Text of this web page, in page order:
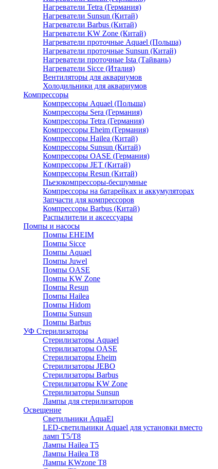
Нагреватели Tetra (Германия)
Нагреватели Sunsun (Китай)
Нагреватели Barbus (Китай)
Нагреватели KW Zone (Китай)
Нагреватели проточные Aquael (Польша)
Нагреватели проточные Sunsun (Китай)
Нагреватели проточные Ista (Тайвань)
Нагреватели Sicce (Италия)
Вентиляторы для аквариумов
Холодильники для аквариумов
Компрессоры
Компрессоры Aquael (Польша)
Компрессоры Sera (Германия)
Компрессоры Tetra (Германия)
Компрессоры Eheim (Германия)
Компрессоры Hailea (Китай)
Компрессоры Sunsun (Китай)
Компрессоры OASE (Германия)
Компрессоры JET (Китай)
Компрессоры Resun (Китай)
Пьезокомпрессоры-бесшумные
Компрессоры на батарейках и аккумуляторах
Запчасти для компрессоров
Компрессоры Barbus (Китай)
Распылители и аксессуары
Помпы и насосы
Помпы EHEIM
Помпы Sicce
Помпы Aquael
Помпы Juwel
Помпы OASE
Помпы KW Zone
Помпы Resun
Помпы Hailea
Помпы Hidom
Помпы Sunsun
Помпы Barbus
УФ Стерилизаторы
Стерилизаторы Aquael
Стерилизаторы OASE
Стерилизаторы Eheim
Стерилизаторы JEBO
Стерилизаторы Barbus
Стерилизаторы KW Zone
Стерилизаторы Sunsun
Лампы для стерилизаторов
Освещение
Cветильники AquaEl
LED-светильники Aquael для установки вместо
ламп Т5/Т8
Лампы Hailea Т5
Лампы Hailea Т8
Лампы KWzone Т8